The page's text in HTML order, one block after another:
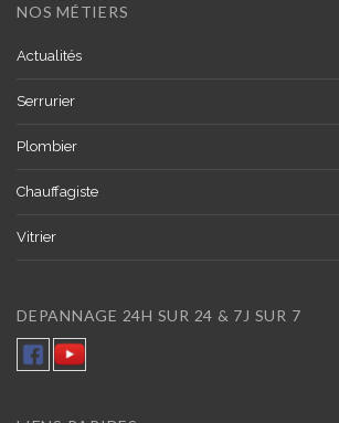
NOS MÉTIERS
Actualités
Serrurier
Plombier
Chauffagiste
Vitrier
DEPANNAGE 24H SUR 24 & 7J SUR 7